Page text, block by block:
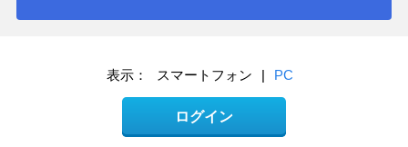
表示： スマートフォン | PC
ログイン